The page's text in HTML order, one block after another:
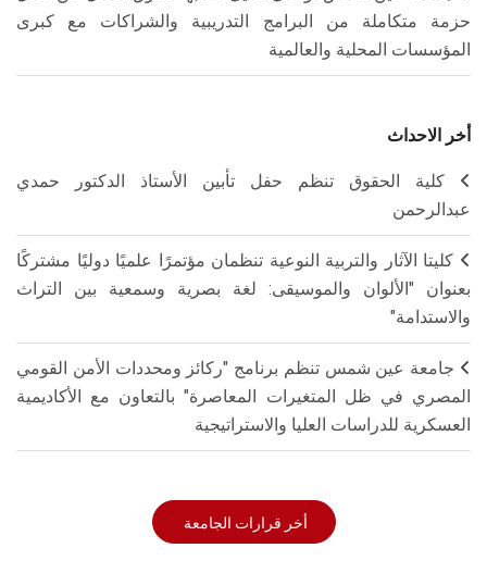
حزمة متكاملة من البرامج التدريبية والشراكات مع كبرى
المؤسسات المحلية والعالمية
أخر الاحداث
كلية الحقوق تنظم حفل تأبين الأستاذ الدكتور حمدي
عبدالرحمن
كليتا الآثار والتربية النوعية تنظمان مؤتمرًا علميًا دوليًا مشتركًا
بعنوان "الألوان والموسيقى: لغة بصرية وسمعية بين التراث
والاستدامة"
جامعة عين شمس تنظم برنامج "ركائز ومحددات الأمن القومي
المصري في ظل المتغيرات المعاصرة" بالتعاون مع الأكاديمية
العسكرية للدراسات العليا والاستراتيجية
أخر قرارات الجامعة